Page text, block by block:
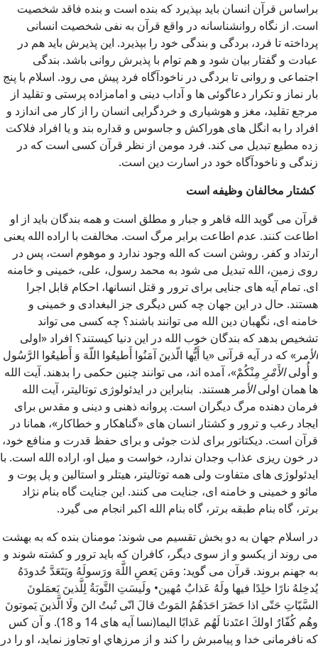
براساس قرآن انسان باید بپذیرد که بنده است و بنده فاقد شخصیت
است. از نگاه روانشناسانه در واقع قرآن به نفی شخصیت انسانی
پرداخته تا فرد، بردگی و بندگی خود را بپذیرد. این پذیرش باید هم در
عبادت و گفتار بیان شود و هم توام با پذیرش روانی باشد. بندگی
اجتماعی و روانی تا بردگی در ناخودآگاه فرد پیش می رود. اسلام با پنج
بار نماز و تکرار دعاگوئی ها و آداب دینی و امامزاده پرستی و تقلید از
مرجع تقلید، مغز و هوشیاری و خردگرایی انسان را از کار می اندازد و
افراد را به انگل های هوراکش و جاسوس و قداره بند و یا افراد فلاکت
زده مطیع تبدیل می کند. فرد مومن از نظر قرآن کسی است که در
زندگی و ناخودآگاه خود در اسارت دین است.
کشتار مخالفان وظیفه است
قرآن می گوید الله قاهر و جبار و مطلق است و همه بندگان باید از او
اطاعت کنند. عدم اطاعت برابر مرگ است. مخالفت با اراده الله یعنی
ارتداد و کفر. روشن است که الله وجود ندارد و موهوم است، پس در
روی زمین، الله تبدیل می شود به محمد رسول، علی، خمینی و خامنه
ای. تمام آیه های جنایی برای ترور و قتل انسانها، احکام قابل اجرا
هستند. حال در این جهان چه کس دیگری جز البغدادی و خمینی و
خامنه ای، نگهبان دین الله می توانند باشند؟ چه کسی می تواند
تشخیص بدهد که بندگان خوب الله در این دنیا کیستند؟ افراد «اولى
الأمر » که در آیه قرآنی «یا أَیُّها الّذینَ آمَنُوا أَطیعُوا اللّهَ وَ أَطیعُوا الرَّسُول
و أُولىالأَمْرِ مِنْکُمْ»، آمده اند، می توانند چنین حکمی را بدهند. آیت الله
ها همان اولىالأمر هستند. بنابراین در ایدئولوژی توتالیتر، آیت الله
فرمان دهنده مرگ دیگران است. پروانه ذهنی و دینی و مقدس برای
ایجاد رعب و ترور و کشتار انسان های «گناهکار و خطاکار»، همانا در
قرآن است. دیکتاتور برای لذت جوئی و برای حفظ قدرت و منافع خود،
در خون ریزی عذاب وجدان ندارد، خواست و میل او، اراده الله است. با
ایدئولوژی های متفاوت ولی همه توتالیتر، هیتلر و استالین و پل پوت و
مائو و خمینی و خامنه ای، جنایت می کنند. این جنایت گاه بنام نژاد
برتر، گاه بنام طبقه برتر، گاه بنام الله اکبر انجام می گیرد.
در اسلام جهان به دو بخش تقسیم می شوند: مومنان بنده که به بهشت
می روند از یکسو و از سوی دیگر، کافران که باید ترور و کشته شوند و
به جهنم بروند. قرآن می گوید: ومَن يَعصِ اللَّهَ ورَسولَهُ ويَتَعَدَّ حُدودَهُ
يُدخِلهُ نارًا خلِدًا فيها ولَهُ عَذابٌ مُهين‌• ولَيسَتِ التَّوبَةُ لِلَّذينَ يَعمَلونَ
السَّيّاتِ حَتّى‌ اذا حَضَرَ احَدَهُمُ المَوتُ قالَ انّى تُبتُ النَ ولَا الَّذينَ يَموتونَ
وهُم كُفّارٌ اولكَ اعتَدنا لَهُم عَذابًا اليما(نسا آیه های 14 و 18). و آن كس
كه نافرمانی خدا و پيامبرش را كند و از مرزهاي او تجاوز نمايد، او را در